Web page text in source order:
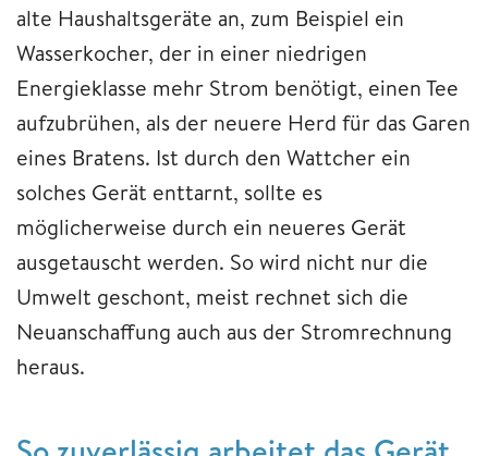
alte Haushaltsgeräte an, zum Beispiel ein
Wasserkocher, der in einer niedrigen
Energieklasse mehr Strom benötigt, einen Tee
aufzubrühen, als der neuere Herd für das Garen
eines Bratens. Ist durch den Wattcher ein
solches Gerät enttarnt, sollte es
möglicherweise durch ein neueres Gerät
ausgetauscht werden. So wird nicht nur die
Umwelt geschont, meist rechnet sich die
Neuanschaffung auch aus der Stromrechnung
heraus.